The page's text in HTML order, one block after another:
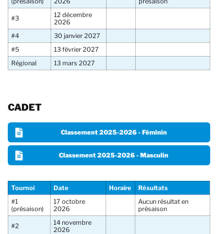
#3
12 décembre
2026
#4
30 janvier 2027
#5
13 février 2027
Régional
13 mars 2027
CADET
Classement 2025-2026 - Féminin
Classement 2025-2026 - Masculin
Tournoi Date Horaire
Résultats
#1
(présaison)
17 octobre
2026
Aucun résultat en
présaison
#2
14 novembre
2026